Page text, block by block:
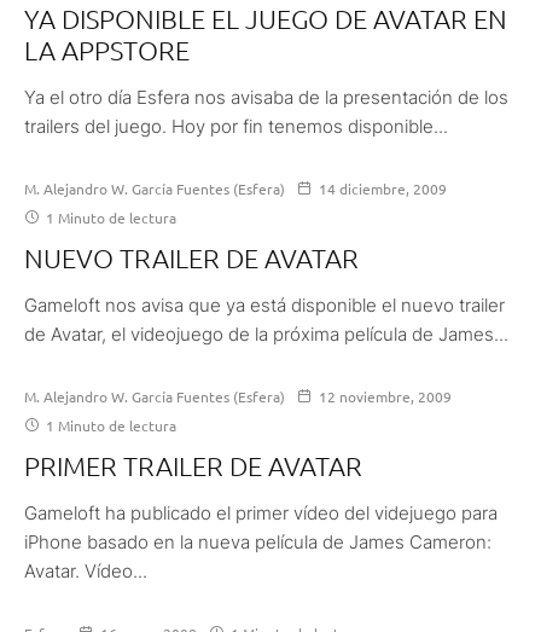
YA DISPONIBLE EL JUEGO DE AVATAR EN
LA APPSTORE
Ya el otro día Esfera nos avisaba de la presentación de los
trailers del juego. Hoy por fin tenemos disponible...
M. Alejandro W. García Fuentes (Esfera)
14 diciembre, 2009
1 Minuto de lectura
NUEVO TRAILER DE AVATAR
Gameloft nos avisa que ya está disponible el nuevo trailer
de Avatar, el videojuego de la próxima película de James...
M. Alejandro W. García Fuentes (Esfera)
12 noviembre, 2009
1 Minuto de lectura
PRIMER TRAILER DE AVATAR
Gameloft ha publicado el primer vídeo del videjuego para
iPhone basado en la nueva película de James Cameron:
Avatar. Vídeo...